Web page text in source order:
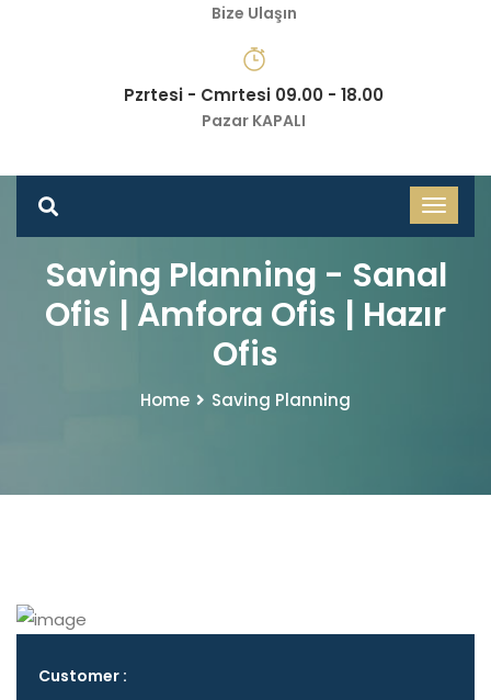
Bize Ulaşın
Pzrtesi - Cmrtesi 09.00 - 18.00
Pazar KAPALI
Saving Planning - Sanal
Ofis | Amfora Ofis | Hazır
Ofis
Home Saving Planning
Customer :